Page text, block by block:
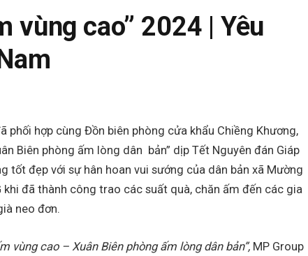
vùng cao” 2024 | Yêu
phối hợp cùng Đồn biên phòng cửa khẩu Chiềng Khương,
Biên phòng ấm lòng dân bản” dịp Tết Nguyên đán Giáp
tốt đẹp với sự hân hoan vui sướng của dân bản xã Mường
khi đã thành công trao các suất quà, chăn ấm đến các gia
neo đơn.
vùng cao – Xuân Biên phòng ấm lòng dân bản”, MP Group